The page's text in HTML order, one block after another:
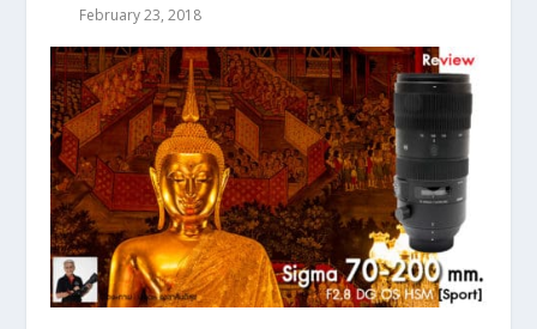
February 23, 2018